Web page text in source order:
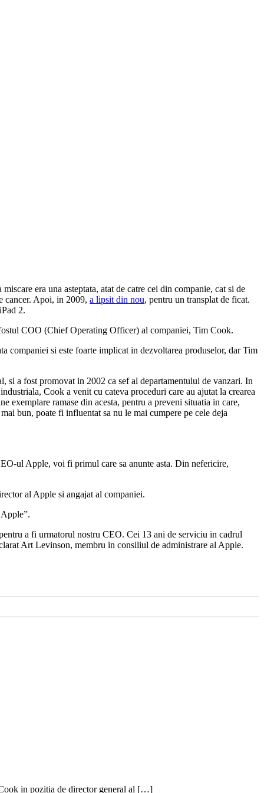
era una asteptata, atat de catre cei din companie, cat si de
cancer. Apoi, in 2009, a lipsit din nou, pentru un transplat de ficat.
2.
COO (Chief Operating Officer) al companiei, Tim Cook.
companiei si este foarte implicat in dezvoltarea produselor, dar Tim
si a fost promovat in 2002 ca sef al departamentului de vanzari. In
Cook a venit cu cateva proceduri care au ajutat la crearea
ramase din acesta, pentru a preveni situatia in care,
bun, poate fi influentat sa nu le mai cumpere pe cele deja
ul Apple, voi fi primul care sa anunte asta. Din nefericire,
al Apple si angajat al companiei.
a fi urmatorul nostru CEO. Cei 13 ani de serviciu in cadrul
Art Levinson, membru in consiliul de administrare al Apple.
in pozitia de director general al […]